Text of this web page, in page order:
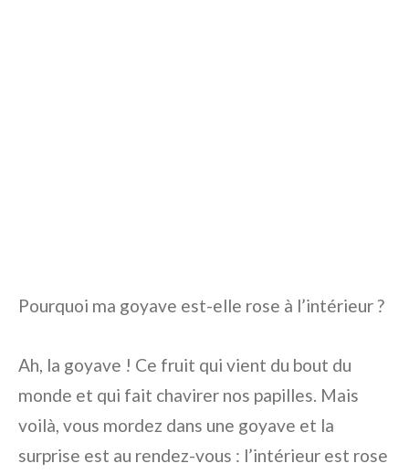
Pourquoi ma goyave est-elle rose à l’intérieur ?
Ah, la goyave ! Ce fruit qui vient du bout du
monde et qui fait chavirer nos papilles. Mais
voilà, vous mordez dans une goyave et la
surprise est au rendez-vous : l’intérieur est rose